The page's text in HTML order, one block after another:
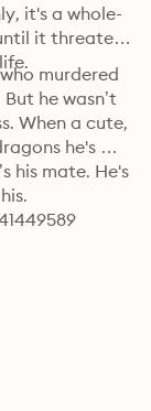
it's a whole-
it threatens
murdered
he wasn’t
When a cute,
he's
his mate. He's